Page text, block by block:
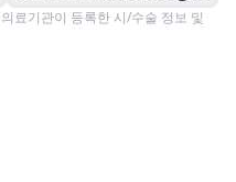
료기관이 등록한 시/수술 정보 및